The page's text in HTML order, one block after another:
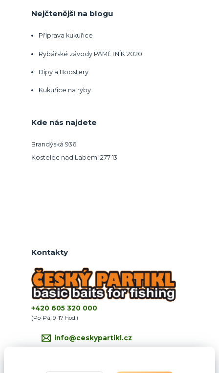
Nejčtenější na blogu
Příprava kukuřice
Rybářské závody PAMĚTNÍK 2020
Dipy a Boostery
Kukuřice na ryby
Kde nás najdete
Brandýská 936
Kostelec nad Labem, 277 13
Kontakty
+420 605 320 000
(Po-Pá, 9-17 hod.)
info@ceskypartikl.cz